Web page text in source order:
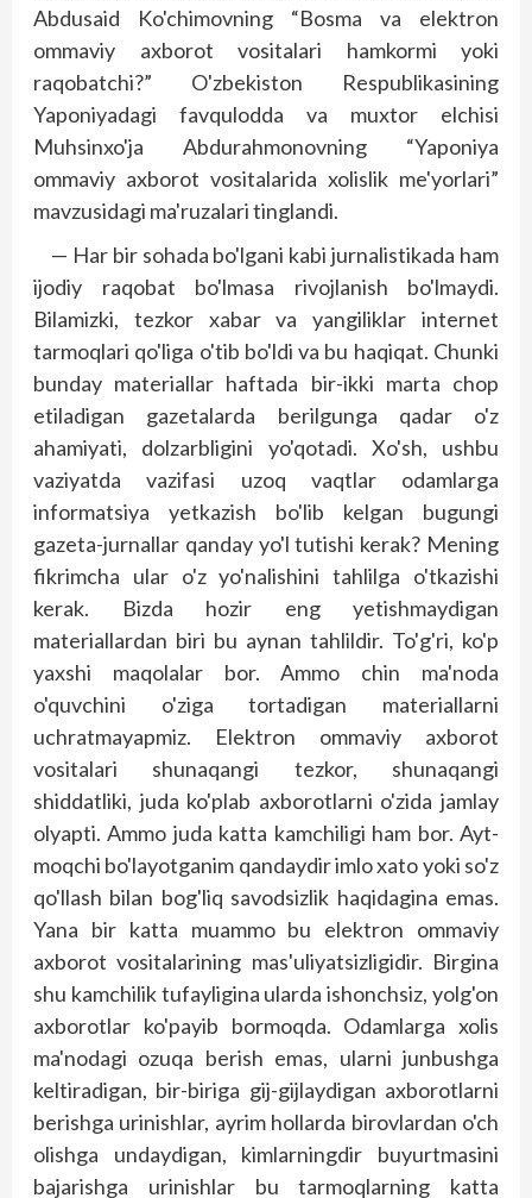
Abdusaid Ko'chimovning “Bosma va elektron
ommaviy axborot vositalari hamkormi yoki
raqobatchi?” O'zbekiston Respublikasining
Yaponiyadagi favqulodda va muxtor elchisi
Muhsinxo'ja Abdurahmonovning “Yaponiya
ommaviy axborot vositalarida xolislik me'yorlari”
mavzusidagi ma'ruzalari tinglandi.
— Har bir sohada bo'lgani kabi jurnalistikada ham
ijodiy raqobat bo'lmasa rivojlanish bo'lmaydi.
Bilamizki, tezkor xabar va yangilik­lar internet
tarmoqlari qo'liga o'tib bo'ldi va bu haqiqat. Chunki
bunday materiallar haftada bir-ikki marta chop
etiladigan gazetalarda berilgunga qadar o'z
ahamiyati, dolzarbligini yo'qotadi. Xo'sh, ushbu
vaziyatda vazifasi uzoq vaqtlar odamlarga
informatsiya yetkazish bo'lib kelgan bugungi
gazeta-jurnallar qanday yo'l tutishi kerak? Mening
fikrimcha ular o'z yo'nalishini tahlilga o'tkazishi
kerak. Bizda hozir eng yetishmaydigan
materiallardan biri bu aynan tahlildir. To'g'ri, ko'p
yaxshi maqolalar bor. Ammo chin ma'noda
o'quvchini o'ziga tortadigan materiallarni
uchratmayapmiz. Elektron ommaviy axborot
vositalari shunaqangi tezkor, shunaqangi
shiddatliki, juda ko'plab axborotlarni o'zida jamlay
olyapti. Ammo juda katta kamchiligi ham bor. Ayt­
moqchi bo'layotganim qandaydir imlo xato yoki so'z
qo'llash bilan bog'liq savodsizlik haqidagina emas.
Yana bir katta muammo bu elektron ommaviy
axborot vositalarining mas'uliyatsizligidir. Birgina
shu kamchilik tufayligina ularda ishonchsiz, yolg'on
axborotlar ko'payib bormoqda. Odamlarga xolis
ma'nodagi ozuqa berish emas, ularni junbushga
keltiradigan, bir-biriga gij-gijlaydigan axborotlarni
berishga urinishlar, ayrim hollarda birovlardan o'ch
olishga undaydigan, kimlarningdir buyurtmasini
bajarishga urinishlar bu tarmoqlarning katta